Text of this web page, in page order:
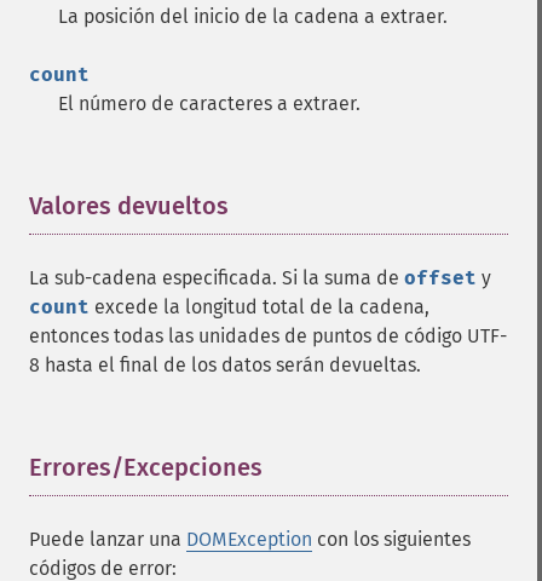
La posición del inicio de la cadena a extraer.
count
El número de caracteres a extraer.
Valores devueltos
La sub-cadena especificada. Si la suma de offset y
count excede la longitud total de la cadena,
entonces todas las unidades de puntos de código UTF-
8 hasta el final de los datos serán devueltas.
Errores/Excepciones
Puede lanzar una DOMException con los siguientes
códigos de error: